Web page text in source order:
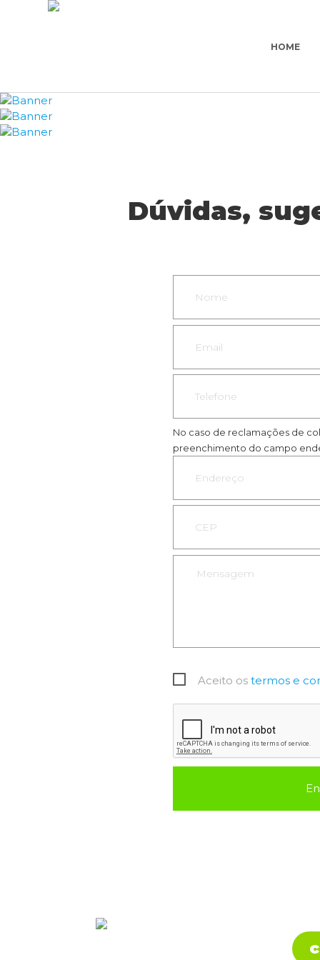
HOME
Dúvidas,
No caso de reclamações de
preenchimento do campo
Aceito os termos e